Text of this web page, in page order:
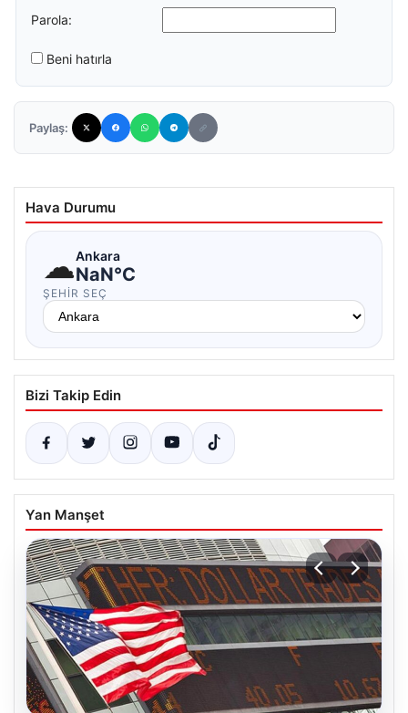
Parola:
Beni hatırla
Paylaş:
Hava Durumu
☁Ankara
NaN°C
ŞEHIR SEÇ
Bizi Takip Edin
Yan Manşet